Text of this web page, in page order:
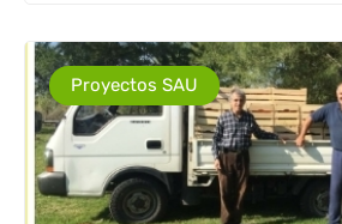
Proyectos SAU